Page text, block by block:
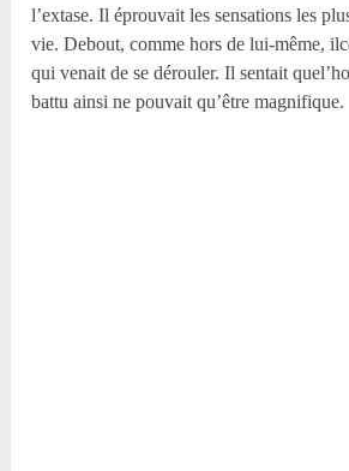
l’extase. Il éprouvait les sensations les
vie. Debout, comme hors de lui-même,
qui venait de se dérouler. Il sentait
battu ainsi ne pouvait qu’être magnifique.